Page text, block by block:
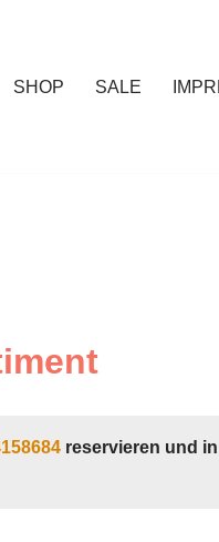
SHOP SALE
reservieren und